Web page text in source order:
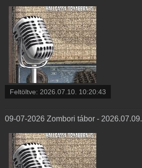
Feltöltve: 2026.07.10. 10:20:43
09-07-2026 Zombori tábor - 2026.07.09.